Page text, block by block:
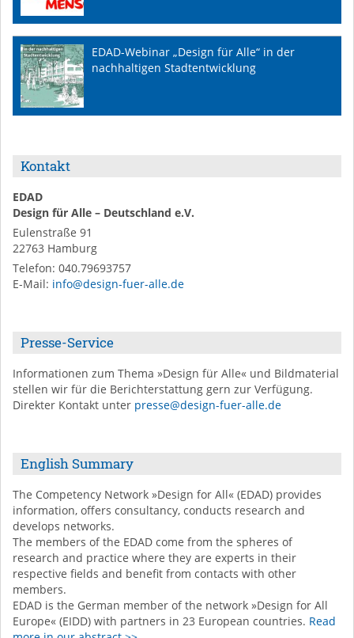
EDAD-Webinar „Design für Alle“ in der
nachhaltigen Stadtentwicklung
Kontakt
EDAD
Design für Alle – Deutschland e.V.
Eulenstraße 91
22763 Hamburg
Telefon: 040.79693757
E-Mail: info@design-fuer-alle.de
Presse-Service
Informationen zum Thema »Design für Alle« und Bildmaterial
stellen wir für die Berichterstattung gern zur Verfügung.
Direkter Kontakt unter presse@design-fuer-alle.de
English Summary
The Competency Network »Design for All« (EDAD) provides
information, offers consultancy, conducts research and
develops networks.
The members of the EDAD come from the spheres of
research and practice where they are experts in their
respective fields and benefit from contacts with other
members.
EDAD is the German member of the network »Design for All
Europe« (EIDD) with partners in 23 European countries. Read